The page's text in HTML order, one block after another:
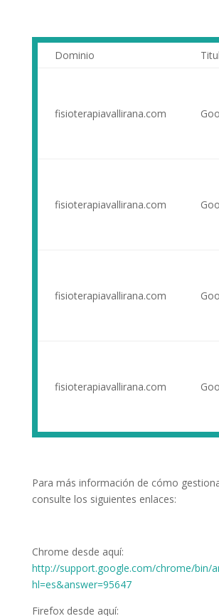
Dominio
fisioterapiavallirana.com
fisioterapiavallirana.com
fisioterapiavallirana.com
fisioterapiavallirana.com
Para más información de cómo
consulte los siguientes enlaces:
Chrome desde aquí:
http://support.google.com/chrome/bin/
hl=es&answer=95647
Firefox desde aquí: